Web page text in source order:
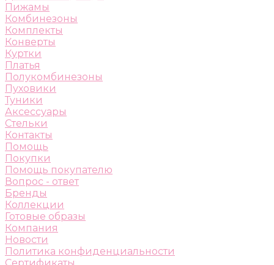
Пижамы
Комбинезоны
Комплекты
Конверты
Куртки
Платья
Полукомбинезоны
Пуховики
Туники
Аксессуары
Стельки
Контакты
Помощь
Покупки
Помощь покупателю
Вопрос - ответ
Бренды
Коллекции
Готовые образы
Компания
Новости
Политика конфиденциальности